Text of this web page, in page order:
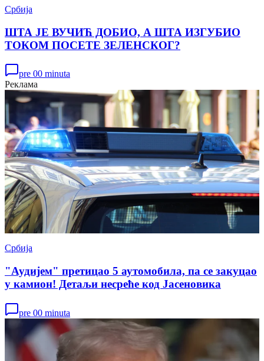
Србија
ШТА ЈЕ ВУЧИЋ ДОБИО, А ШТА ИЗГУБИО
ТОКОМ ПОСЕТЕ ЗЕЛЕНСКОГ?
pre 00 minuta
Реклама
Србија
"Аудијем" претицао 5 аутомобила, па се закуцао
у камион! Детаљи несреће код Јасеновика
pre 00 minuta